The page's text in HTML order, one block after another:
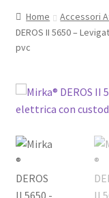
Pagamento
Pagamento sicuro
Privacy Policy
Home Accessori
DEROS II 5650 –
pvc